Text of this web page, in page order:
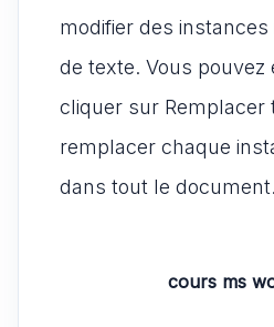
modifier des
de texte. Vous pouvez
cliquer sur Remplacer
remplacer chaque
dans tout le document.
cours ms